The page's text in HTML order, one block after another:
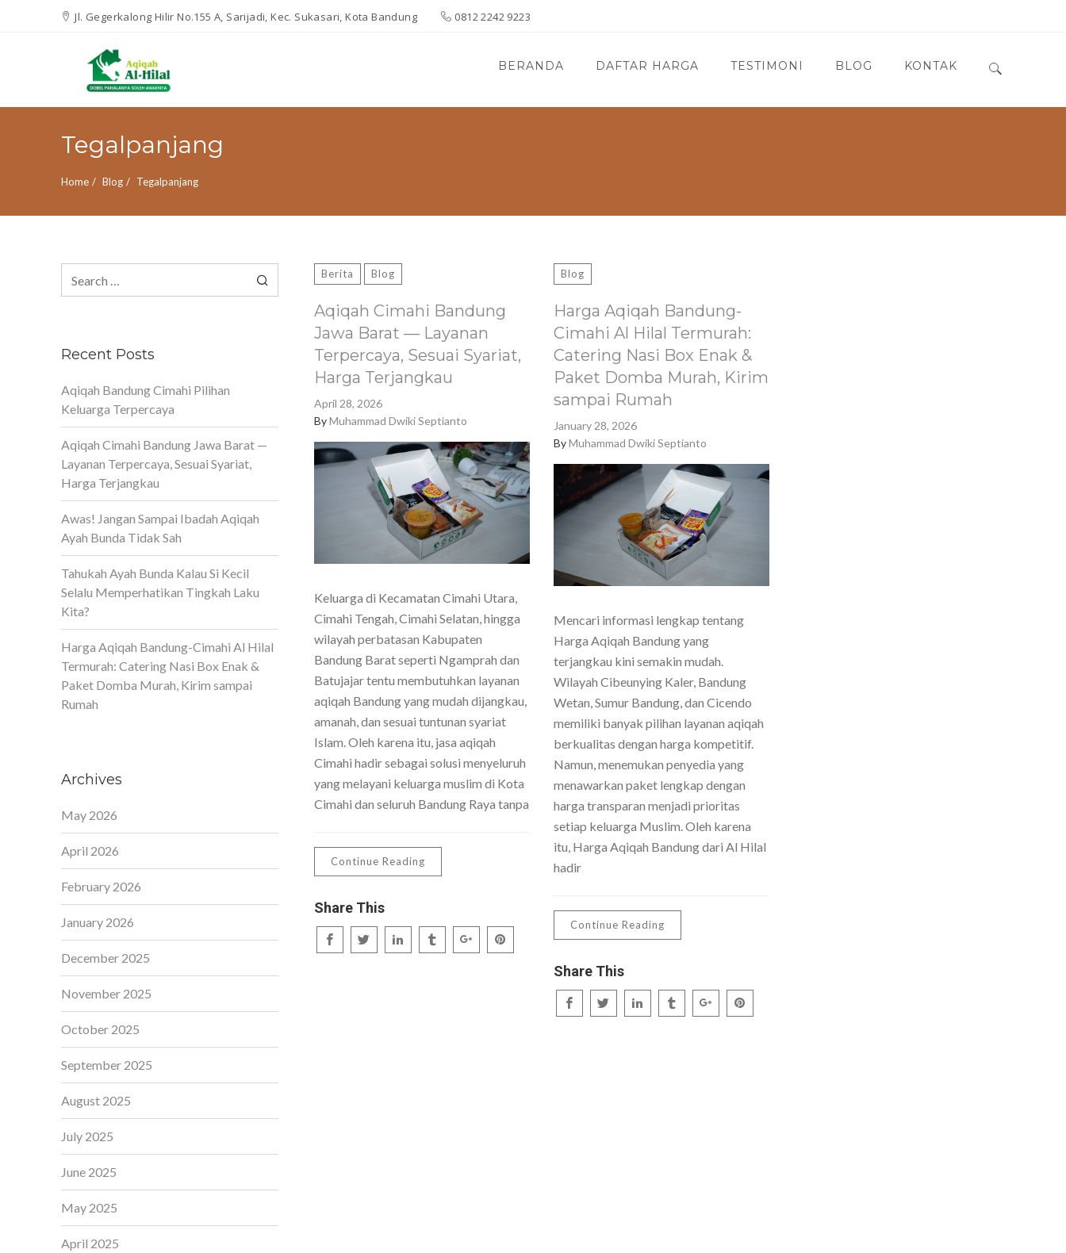
Jl. Gegerkalong Hilir No.155 A, Sarijadi, Kec. Sukasari, Kota Bandung 0812 2242 9223
BERANDA DAFTAR HARGA TESTIMONI BLOG KONTAK
Tegalpanjang
Home Blog Tegalpanjang
Berita Blog
Aqiqah Cimahi Bandung
Jawa Barat — Layanan
Terpercaya, Sesuai Syariat,
Harga Terjangkau
April 28, 2026
ByMuhammad Dwiki Septianto
Keluarga di Kecamatan Cimahi Utara,
Cimahi Tengah, Cimahi Selatan, hingga
wilayah perbatasan Kabupaten
Bandung Barat seperti Ngamprah dan
Batujajar tentu membutuhkan layanan
aqiqah Bandung yang mudah dijangkau,
amanah, dan sesuai tuntunan syariat
Islam. Oleh karena itu, jasa aqiqah
Cimahi hadir sebagai solusi menyeluruh
yang melayani keluarga muslim di Kota
Cimahi dan seluruh Bandung Raya tanpa
Continue Reading
Share This
Blog
Harga Aqiqah Bandung-
Cimahi Al Hilal Termurah:
Catering Nasi Box Enak &
Paket Domba Murah, Kirim
sampai Rumah
January 28, 2026
ByMuhammad Dwiki Septianto
Mencari informasi lengkap tentang
Harga Aqiqah Bandung yang
terjangkau kini semakin mudah.
Wilayah Cibeunying Kaler, Bandung
Wetan, Sumur Bandung, dan Cicendo
memiliki banyak pilihan layanan aqiqah
berkualitas dengan harga kompetitif.
Namun, menemukan penyedia yang
menawarkan paket lengkap dengan
harga transparan menjadi prioritas
setiap keluarga Muslim. Oleh karena
itu, Harga Aqiqah Bandung dari Al Hilal
hadir
Continue Reading
Share This
for:
Recent Posts
Aqiqah Bandung Cimahi Pilihan
Keluarga Terpercaya
Aqiqah Cimahi Bandung Jawa Barat —
Layanan Terpercaya, Sesuai Syariat,
Harga Terjangkau
Awas! Jangan Sampai Ibadah Aqiqah
Ayah Bunda Tidak Sah
Tahukah Ayah Bunda Kalau Si Kecil
Selalu Memperhatikan Tingkah Laku
Kita?
Harga Aqiqah Bandung-Cimahi Al Hilal
Termurah: Catering Nasi Box Enak &
Paket Domba Murah, Kirim sampai
Rumah
Archives
May 2026
April 2026
February 2026
January 2026
December 2025
November 2025
October 2025
September 2025
August 2025
July 2025
June 2025
May 2025
April 2025